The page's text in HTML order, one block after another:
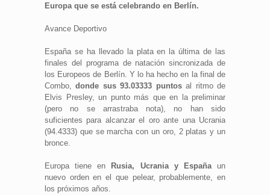
Europa que se está celebrando en Berlín.
Avance Deportivo
España se ha llevado la plata en la última de las
finales del programa de natación sincronizada de
los Europeos de Berlín. Y lo ha hecho en la final de
Combo,donde sus 93.03333 puntosal ritmo de
Elvis Presley, un punto más que en la preliminar
(pero no se arrastraba nota), no han sido
suficientes para alcanzar el oro ante una Ucrania
(94.4333) que se marcha con un oro, 2 platas y un
bronce.
Europa tiene en Rusia, Ucrania y Españaun
nuevo orden en el que pelear, probablemente, en
los próximos años.